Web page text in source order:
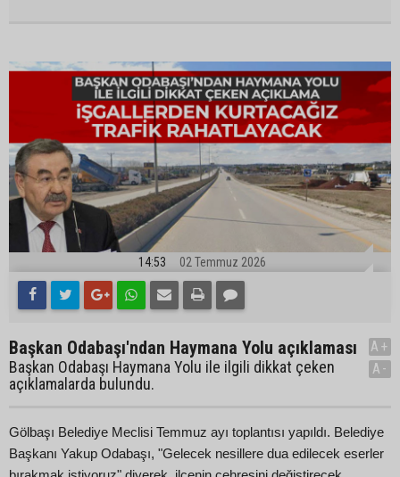
14:53 02 Temmuz 2026
Başkan Odabaşı'ndan Haymana Yolu açıklaması
Başkan Odabaşı Haymana Yolu ile ilgili dikkat çeken
açıklamalarda bulundu.
A+
A-
Gölbaşı Belediye Meclisi Temmuz ayı toplantısı yapıldı. Belediye
Başkanı Yakup Odabaşı, "Gelecek nesillere dua edilecek eserler